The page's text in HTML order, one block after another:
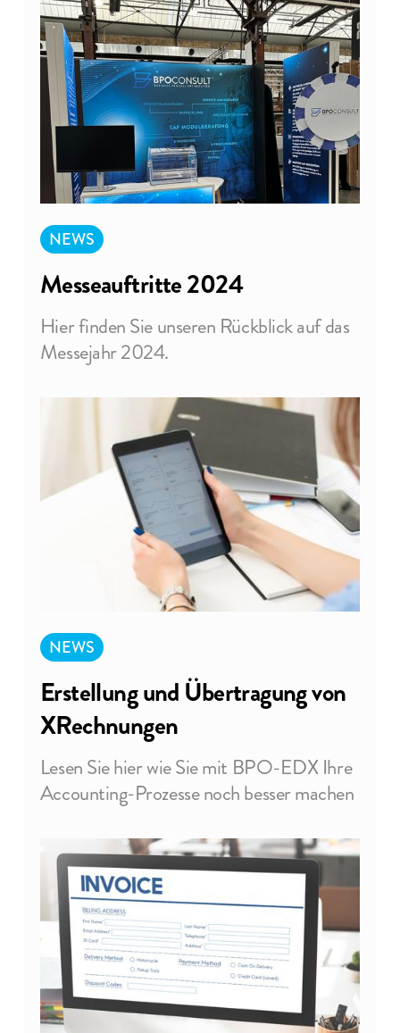
December 6, 2024
NEWS
Messeauftritte 2024
Hier finden Sie unseren Rückblick auf das
Messejahr 2024.
May 10, 2023
So geht E-Invoicing auf Basis SAP
mit BPO-EDX.
NEWS
Erstellung und Übertragung von
XRechnungen
Lesen Sie hier wie Sie mit BPO-EDX Ihre
Accounting-Prozesse noch besser machen